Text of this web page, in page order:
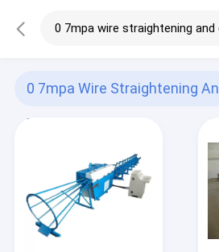
0 7mpa Wire Straightening
Machine